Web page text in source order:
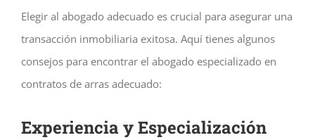
Elegir al abogado adecuado es crucial para asegurar una
transacción inmobiliaria exitosa. Aquí tienes algunos
consejos para encontrar el abogado especializado en
contratos de arras adecuado:
Experiencia y Especialización